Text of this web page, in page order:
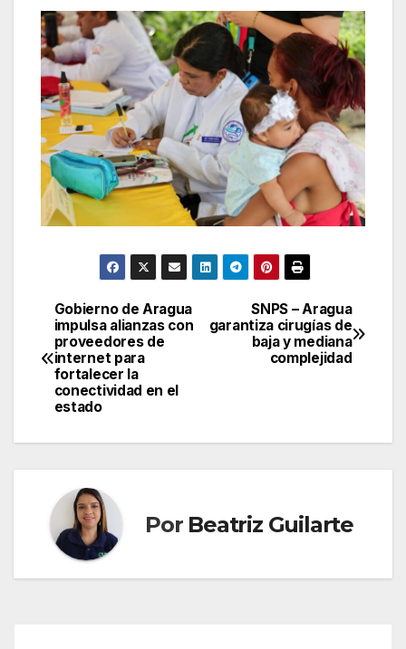
Navegación
de
entradas
SNPS – Aragua
garantiza cirugías de
baja y mediana
complejidad
Gobierno de Aragua
impulsa alianzas con
proveedores de
internet para
fortalecer la
conectividad en el
estado
Por Beatriz Guilarte